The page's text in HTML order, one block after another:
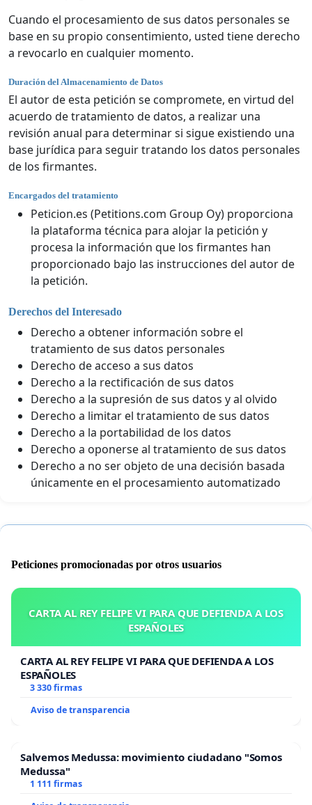
Cuando el procesamiento de sus datos personales se
base en su propio consentimiento, usted tiene derecho
a revocarlo en cualquier momento.
Duración del Almacenamiento de Datos
El autor de esta petición se compromete, en virtud del
acuerdo de tratamiento de datos, a realizar una
revisión anual para determinar si sigue existiendo una
base jurídica para seguir tratando los datos personales
de los firmantes.
Encargados del tratamiento
Peticion.es (Petitions.com Group Oy) proporciona
la plataforma técnica para alojar la petición y
procesa la información que los firmantes han
proporcionado bajo las instrucciones del autor de
la petición.
Derechos del Interesado
Derecho a obtener información sobre el
tratamiento de sus datos personales
Derecho de acceso a sus datos
Derecho a la rectificación de sus datos
Derecho a la supresión de sus datos y al olvido
Derecho a limitar el tratamiento de sus datos
Derecho a la portabilidad de los datos
Derecho a oponerse al tratamiento de sus datos
Derecho a no ser objeto de una decisión basada
únicamente en el procesamiento automatizado
Peticiones promocionadas por otros usuarios
CARTA AL REY FELIPE VI PARA QUE DEFIENDA A LOS
ESPAÑOLES
CARTA AL REY FELIPE VI PARA QUE DEFIENDA A LOS
ESPAÑOLES
3 330 firmas
Aviso de transparencia
Salvemos Medussa: movimiento ciudadano "Somos
Medussa"
1 111 firmas